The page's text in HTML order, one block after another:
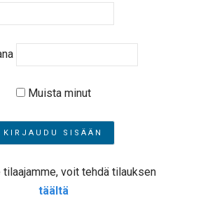
Muista minut
voit tehdä tilauksen
täältä